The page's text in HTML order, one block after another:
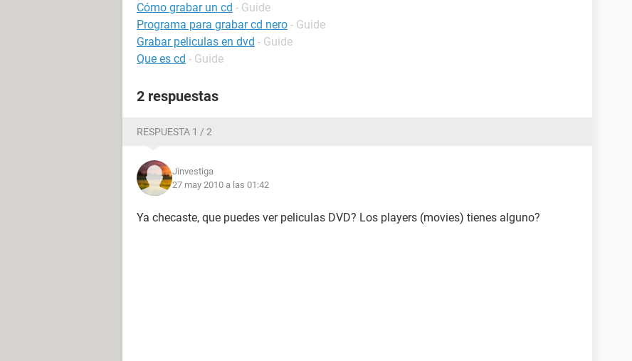
Cómo grabar un cd - Guide
Programa para grabar cd nero - Guide
Grabar peliculas en dvd - Guide
Que es cd - Guide
2 respuestas
RESPUESTA 1 / 2
Jinvestiga
27 may 2010 a las 01:42
Ya checaste, que puedes ver peliculas DVD? Los players (movies) tienes alguno?